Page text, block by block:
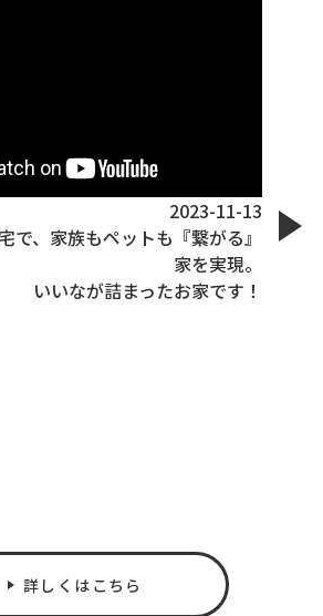
2023-11-13
で、家族もペットも『繋がる』
家を実現。
いいなが詰まったお家です！
詳しくはこちら